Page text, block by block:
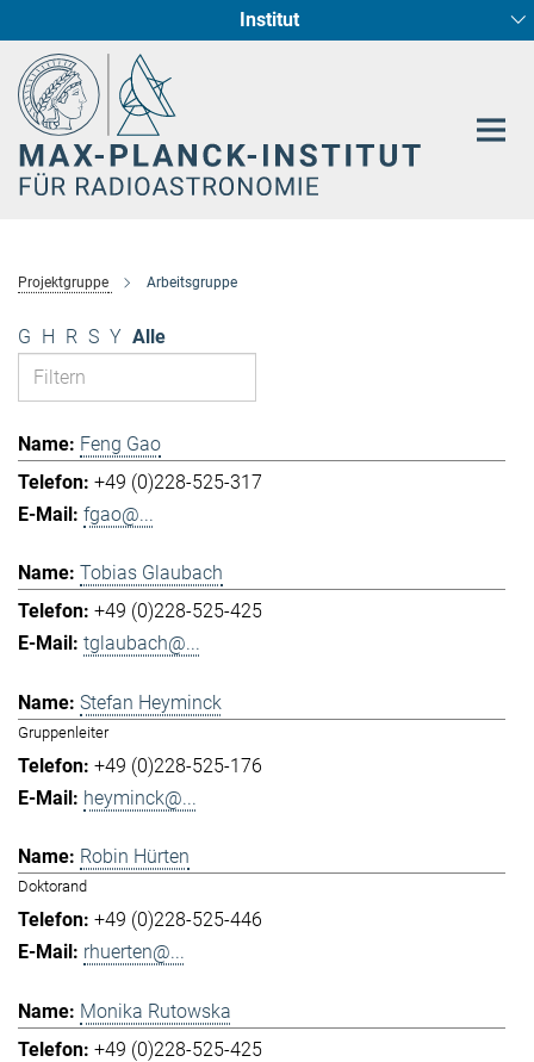
Institut
Radioastronomische Fundamentalphysik
Sternentstehung und Galaxienentwicklung
Projektgruppe Arbeitsgruppe
G H R S Y Alle
Feng Gao
+49 (0)228-525-317
fgao@...
Tobias Glaubach
+49 (0)228-525-425
tglaubach@...
Stefan Heyminck
Gruppenleiter
+49 (0)228-525-176
heyminck@...
Robin Hürten
Doktorand
+49 (0)228-525-446
rhuerten@...
Monika Rutowska
+49 (0)228-525-425